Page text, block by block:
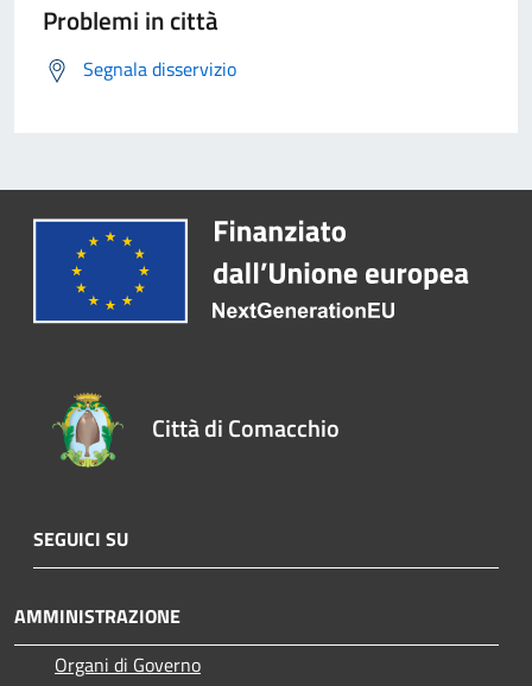
Problemi in città
Segnala disservizio
Città di Comacchio
SEGUICI SU
AMMINISTRAZIONE
Organi di Governo